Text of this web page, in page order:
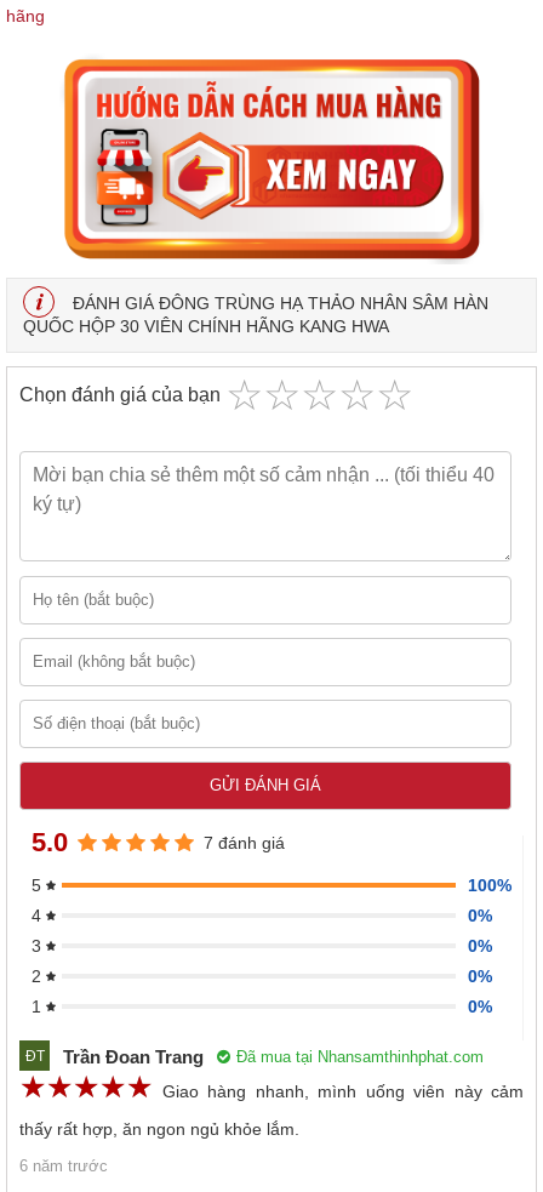
hãng
ĐÁNH GIÁ ĐÔNG TRÙNG HẠ THẢO NHÂN SÂM HÀN
QUỐC HỘP 30 VIÊN CHÍNH HÃNG KANG HWA
Chọn đánh giá của bạn ☆☆☆☆☆
★★★★★
5.0 7 đánh giá
5
100%
4
0%
3
0%
2
0%
1
0%
ĐT Trần Đoan Trang Đã mua tại Nhansamthinhphat.com
☆☆☆☆☆
★★★★★ Giao hàng nhanh, mình uống viên này cảm
thấy rất hợp, ăn ngon ngủ khỏe lắm.
6 năm trước